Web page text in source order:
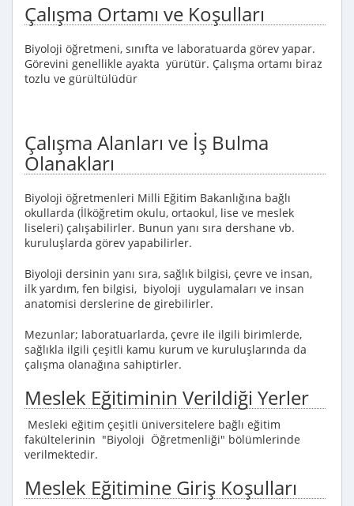
Çalışma Ortamı ve Koşulları
Biyoloji öğretmeni, sınıfta ve laboratuarda görev yapar.
Görevini genellikle ayakta yürütür. Çalışma ortamı biraz
tozlu ve gürültülüdür
Çalışma Alanları ve İş Bulma
Olanakları
Biyoloji öğretmenleri Milli Eğitim Bakanlığına bağlı
okullarda (İlköğretim okulu, ortaokul, lise ve meslek
liseleri) çalışabilirler. Bunun yanı sıra dershane vb.
kuruluşlarda görev yapabilirler.
Biyoloji dersinin yanı sıra, sağlık bilgisi, çevre ve insan,
ilk yardım, fen bilgisi, biyoloji uygulamaları ve insan
anatomisi derslerine de girebilirler.
Mezunlar; laboratuarlarda, çevre ile ilgili birimlerde,
sağlıkla ilgili çeşitli kamu kurum ve kuruluşlarında da
çalışma olanağına sahiptirler.
Meslek Eğitiminin Verildiği Yerler
Mesleki eğitim çeşitli üniversitelere bağlı eğitim
fakültelerinin "Biyoloji Öğretmenliği" bölümlerinde
verilmektedir.
Meslek Eğitimine Giriş Koşulları